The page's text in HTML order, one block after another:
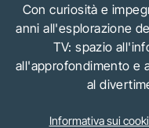
Con curiosità e
anni all'esplorazione
TV: spazio
all'approfondimento e
al
Informativa sui